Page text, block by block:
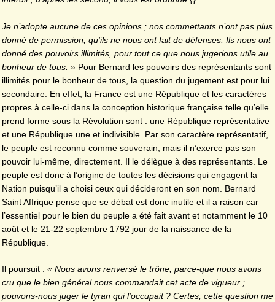
Je n’adopte aucune de ces opinions ; nos commettants n’ont pas plus
donné de permission, qu’ils ne nous ont fait de défenses. Ils nous ont
donné des pouvoirs illimités, pour tout ce que nous jugerions utile au
bonheur de tous. » Pour Bernard les pouvoirs des représentants sont
illimités pour le bonheur de tous, la question du jugement est pour lui
secondaire. En effet, la France est une République et les caractères
propres à celle-ci dans la conception historique française telle qu’elle
prend forme sous la Révolution sont : une République représentative
et une République une et indivisible. Par son caractère représentatif,
le peuple est reconnu comme souverain, mais il n’exerce pas son
pouvoir lui-même, directement. Il le délègue à des représentants. Le
peuple est donc à l’origine de toutes les décisions qui engagent la
Nation puisqu’il a choisi ceux qui décideront en son nom. Bernard
Saint Affrique pense que se débat est donc inutile et il a raison car
l’essentiel pour le bien du peuple a été fait avant et notamment le 10
août et le 21-22 septembre 1792 jour de la naissance de la
République.
Il poursuit : « Nous avons renversé le trône, parce-que nous avons
cru que le bien général nous commandait cet acte de vigueur ;
pouvons-nous juger le tyran qui l’occupait ? Certes, cette question me